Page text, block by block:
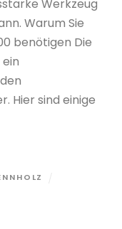
Werkzeug
Warum Sie
benötigen Die
Hier sind einige